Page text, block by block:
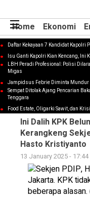
Home Ekonomi
Home Ekonomi
Daftar Kekayaan 7 Kandidat Kapolri
Isu Ganti Kapolri Kian Kencang, Ini
LBH Peradi Profesional: Polisi
Migas
Jampidsus Febrie Diminta Mundur
Sempat Ditolak Ajang Pencarian
Tenggara
Food Estate, Oligarki Sawit, dan
Ini Dalih KPK
Kerangkeng
Hasto Kristiyanto
13 January 2025 - 17:44